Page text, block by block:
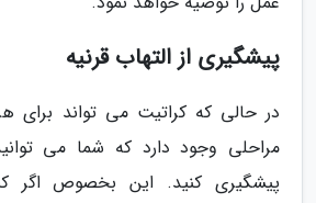
پیشگیری از التهاب قرنیه
در حالی که کراتیت می تواند برای
مراحلی وجود دارد که شما می
پیشگیری کنید. این بخصوص اگر